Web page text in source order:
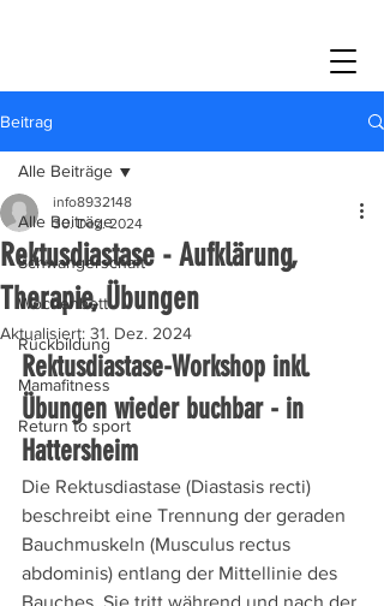
Beitrag
Alle Beiträge
Schwangerschaft
Wochenbett
Rückbildung
Mamafitness
Return to sport
Alle Beiträge
Rektusdiastase - Aufklärung,
Therapie, Übungen
info8932148
30. Dez. 2024
Aktualisiert: 31. Dez. 2024
Rektusdiastase-Workshop inkl.
Übungen wieder buchbar - in
Hattersheim
Die Rektusdiastase (Diastasis recti)
beschreibt eine Trennung der geraden
Bauchmuskeln (Musculus rectus
abdominis) entlang der Mittellinie des
Bauches. Sie tritt während und nach der